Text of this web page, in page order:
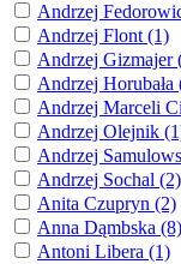
Andrzej
Andrzej Flont (1)
Andrzej Gizmajer
Andrzej Horubała
Andrzej Marceli
Andrzej Olejnik
Andrzej
Andrzej Sochal (2)
Anita Czupryn (2)
Anna Dąmbska (8)
Antoni Libera (1)